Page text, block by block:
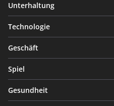
Unterhaltung
Technologie
Geschäft
Spiel
Gesundheit